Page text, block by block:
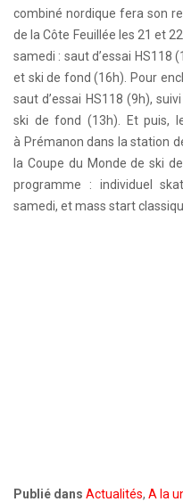
combiné nordique fera son
de la Côte Feuillée les 21 et
samedi : saut d’essai HS118
et ski de fond (16h). Pour
saut d’essai HS118 (9h),
ski de fond (13h). Et puis,
à Prémanon dans la station
la Coupe du Monde de ski
programme : individuel
samedi, et mass start
Publié dans Actualités, A la